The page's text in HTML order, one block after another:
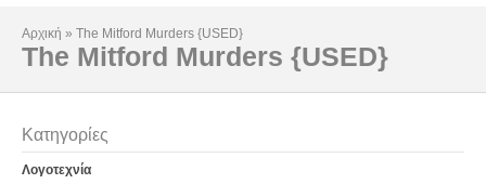
Αρχική » The Mitford Murders {USED}
The Mitford Murders {USED}
Κατηγορίες
Λογοτεχνία